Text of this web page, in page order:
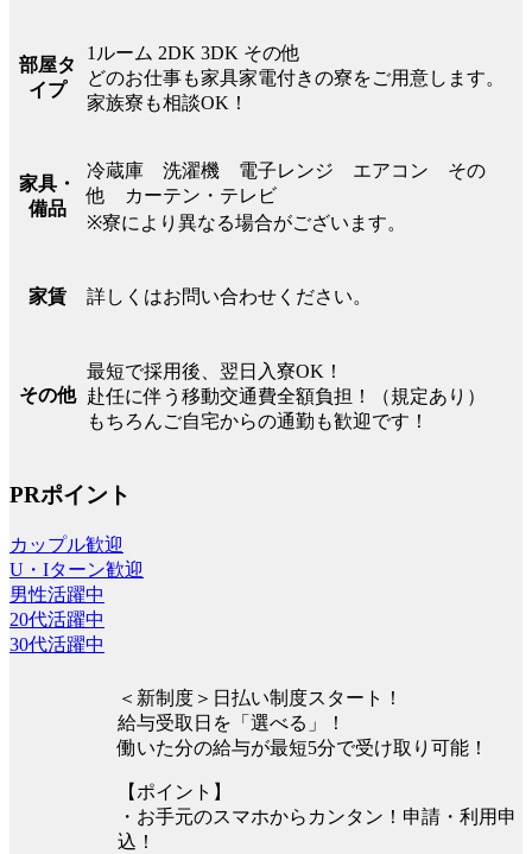
部屋タ
イプ
1ルーム 2DK 3DK その他
どのお仕事も家具家電付きの寮をご用意します。
家族寮も相談OK！
家具・
備品
冷蔵庫 洗濯機 電子レンジ エアコン その
他 カーテン・テレビ
※寮により異なる場合がございます。
家賃 詳しくはお問い合わせください。
その他
最短で採用後、翌日入寮OK！
赴任に伴う移動交通費全額負担！（規定あり）
もちろんご自宅からの通勤も歓迎です！
PRポイント
カップル歓迎
U・Iターン歓迎
男性活躍中
20代活躍中
30代活躍中
＜新制度＞日払い制度スタート！
給与受取日を「選べる」！
働いた分の給与が最短5分で受け取り可能！
【ポイント】
・お手元のスマホからカンタン！申請・利用申
込！